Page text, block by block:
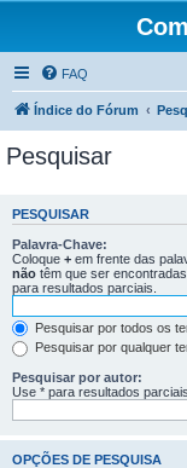
FAQ
Índice do Fórum
Pesquisar
PESQUISAR
Palavra-Chave:
Coloque + em frente das
não têm que ser
para resultados parciais.
Pesquisar por todos os
Pesquisar por qualquer
Pesquisar por autor:
Use * para resultados parciais
OPÇÕES DE PESQUISA